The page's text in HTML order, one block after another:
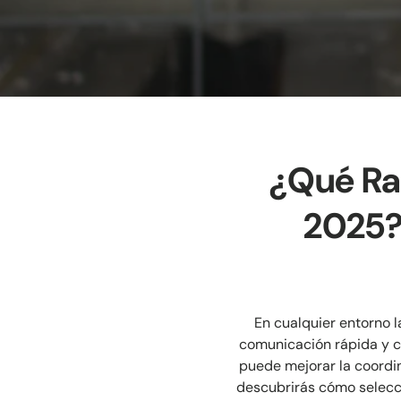
¿Qué
En cualquier entorno
comunicación rápida y
puede mejorar la
descubrirás cómo